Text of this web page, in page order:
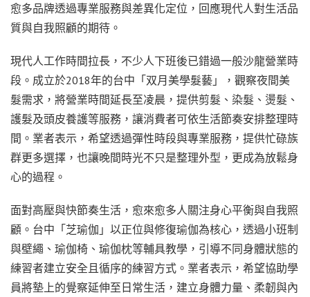
愈多品牌透過專業服務與差異化定位，回應現代人對生活品
質與自我照顧的期待。
現代人工作時間拉長，不少人下班後已錯過一般沙龍營業時
段。成立於2018年的台中「双月美學髮藝」，觀察夜間美
髮需求，將營業時間延長至凌晨，提供剪髮、染髮、燙髮、
護髮及頭皮養護等服務，讓消費者可依生活節奏安排整理時
間。業者表示，希望透過彈性時段與專業服務，提供忙碌族
群更多選擇，也讓晚間時光不只是整理外型，更成為放鬆身
心的過程。
面對高壓與快節奏生活，愈來愈多人關注身心平衡與自我照
顧。台中「芝瑜伽」以正位與修復瑜伽為核心，透過小班制
與壁繩、瑜伽椅、瑜伽枕等輔具教學，引導不同身體狀態的
練習者建立安全且循序的練習方式。業者表示，希望協助學
員將墊上的覺察延伸至日常生活，建立身體力量、柔韌與內